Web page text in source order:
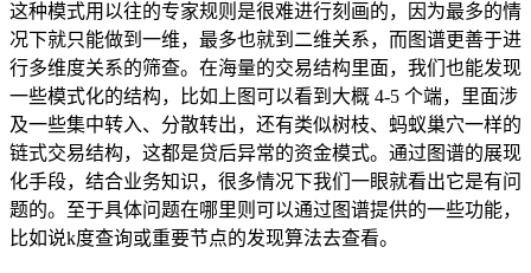
这种模式用以往的专家规则是很难进行刻画的，因为最多的情
况下就只能做到一维，最多也就到二维关系，而图谱更善于进
行多维度关系的筛查。在海量的交易结构里面，我们也能发现
一些模式化的结构，比如上图可以看到大概 4-5 个端，里面涉
及一些集中转入、分散转出，还有类似树枝、蚂蚁巢穴一样的
链式交易结构，这都是贷后异常的资金模式。通过图谱的展现
化手段，结合业务知识，很多情况下我们一眼就看出它是有问
题的。至于具体问题在哪里则可以通过图谱提供的一些功能，
比如说k度查询或重要节点的发现算法去查看。